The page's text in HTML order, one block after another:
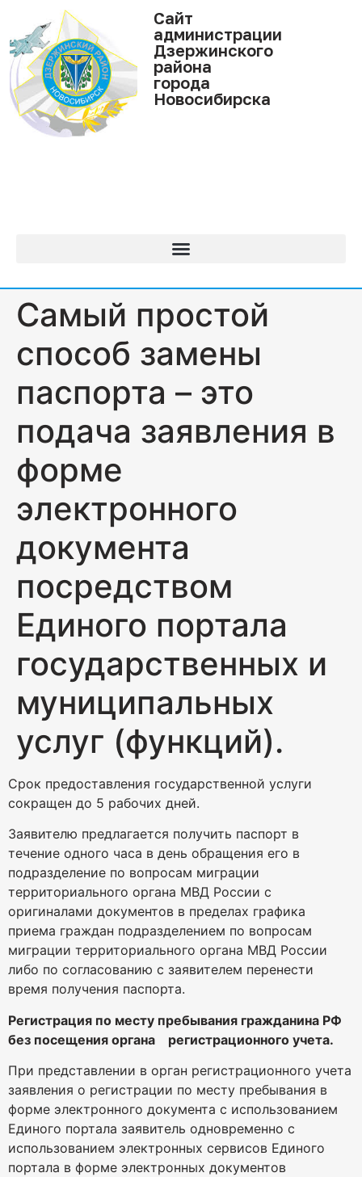
Cайт
администрации
Дзержинского
района
города
Новосибирска
Самый простой
способ замены
паспорта – это
подача заявления в
форме
электронного
документа
посредством
Единого портала
государственных и
муниципальных
услуг (функций).
Срок предоставления государственной услуги
сокращен до 5 рабочих дней.
Заявителю предлагается получить паспорт в
течение одного часа в день обращения его в
подразделение по вопросам миграции
территориального органа МВД России с
оригиналами документов в пределах графика
приема граждан подразделением по вопросам
миграции территориального органа МВД России
либо по согласованию с заявителем перенести
время получения паспорта.
Регистрация по месту пребывания гражданина РФ
без посещения органа регистрационного учета.
При представлении в орган регистрационного учета
заявления о регистрации по месту пребывания в
форме электронного документа с использованием
Единого портала заявитель одновременно с
использованием электронных сервисов Единого
портала в форме электронных документов